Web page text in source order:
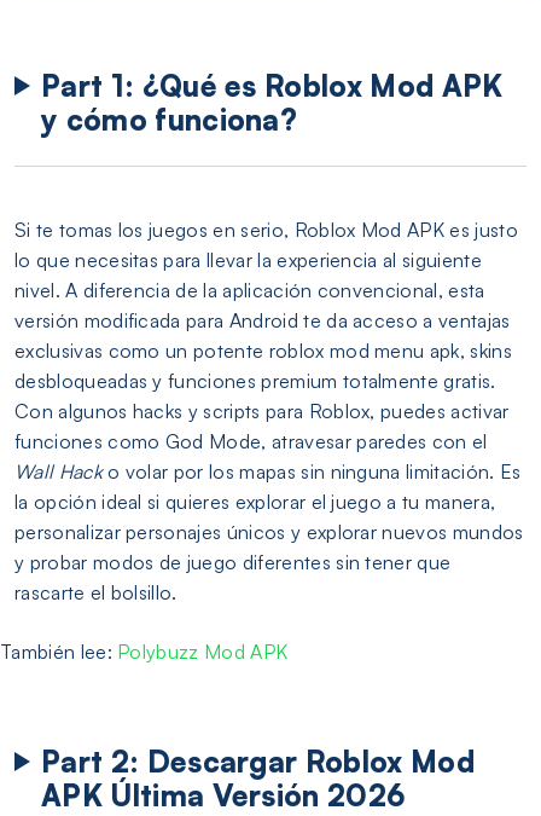
Part 1: ¿Qué es Roblox Mod APK
y cómo funciona?
Si te tomas los juegos en serio, Roblox Mod APK es justo
lo que necesitas para llevar la experiencia al siguiente
nivel. A diferencia de la aplicación convencional, esta
versión modificada para Android te da acceso a ventajas
exclusivas como un potente roblox mod menu apk, skins
desbloqueadas y funciones premium totalmente gratis.
Con algunos hacks y scripts para Roblox, puedes activar
funciones como God Mode, atravesar paredes con el
Wall Hacko volar por los mapas sin ninguna limitación. Es
la opción ideal si quieres explorar el juego a tu manera,
personalizar personajes únicos y explorar nuevos mundos
y probar modos de juego diferentes sin tener que
rascarte el bolsillo.
También lee: Polybuzz Mod APK
Part 2: Descargar Roblox Mod
APK Última Versión 2026